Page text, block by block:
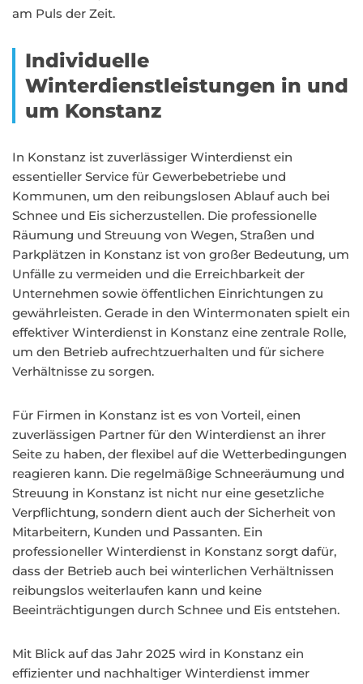
am Puls der Zeit.
Individuelle
Winterdienstleistungen in und
um Konstanz
In Konstanz ist zuverlässiger Winterdienst ein
essentieller Service für Gewerbebetriebe und
Kommunen, um den reibungslosen Ablauf auch bei
Schnee und Eis sicherzustellen. Die professionelle
Räumung und Streuung von Wegen, Straßen und
Parkplätzen in Konstanz ist von großer Bedeutung, um
Unfälle zu vermeiden und die Erreichbarkeit der
Unternehmen sowie öffentlichen Einrichtungen zu
gewährleisten. Gerade in den Wintermonaten spielt ein
effektiver Winterdienst in Konstanz eine zentrale Rolle,
um den Betrieb aufrechtzuerhalten und für sichere
Verhältnisse zu sorgen.
Für Firmen in Konstanz ist es von Vorteil, einen
zuverlässigen Partner für den Winterdienst an ihrer
Seite zu haben, der flexibel auf die Wetterbedingungen
reagieren kann. Die regelmäßige Schneeräumung und
Streuung in Konstanz ist nicht nur eine gesetzliche
Verpflichtung, sondern dient auch der Sicherheit von
Mitarbeitern, Kunden und Passanten. Ein
professioneller Winterdienst in Konstanz sorgt dafür,
dass der Betrieb auch bei winterlichen Verhältnissen
reibungslos weiterlaufen kann und keine
Beeinträchtigungen durch Schnee und Eis entstehen.
Mit Blick auf das Jahr 2025 wird in Konstanz ein
effizienter und nachhaltiger Winterdienst immer